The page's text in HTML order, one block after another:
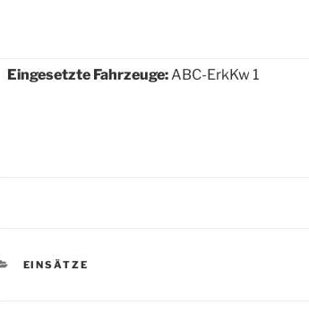
Eingesetzte Fahrzeuge:ABC-ErkKw 1
KATEGORIEN
EINSÄTZE